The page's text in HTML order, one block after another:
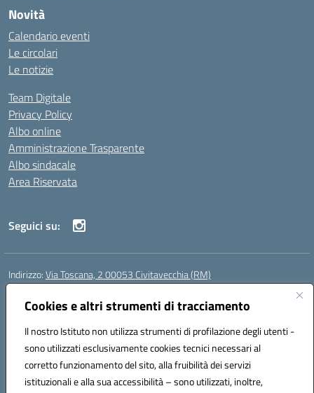
Cookies e altri strumenti di tracciamento
Il nostro Istituto non utilizza strumenti di profilazione degli utenti -
sono utilizzati esclusivamente cookies tecnici necessari al
corretto funzionamento del sito, alla fruibilità dei servizi
istituzionali e alla sua accessibilità – sono utilizzati, inoltre,
Novità
Calendario eventi
Le circolari
Le notizie
Team Digitale
Privacy Policy
Albo online
Amministrazione Trasparente
Albo sindacale
Area Riservata
Seguici su:
Indirizzo:Via Toscana, 2 00053 Civitavecchia (RM)
Centralino:
Posta elettronica certificata (PEC):rmic8b900g@pec.istruzione.it
Codice fiscale: 91038380589
Codice meccanografico:RMIC8B900G
Codice Indice delle Pubbliche Amministrazioni (IPA): istsc_rmic8b900g
Codice unico di fatturazione (CUF): UFP4NO